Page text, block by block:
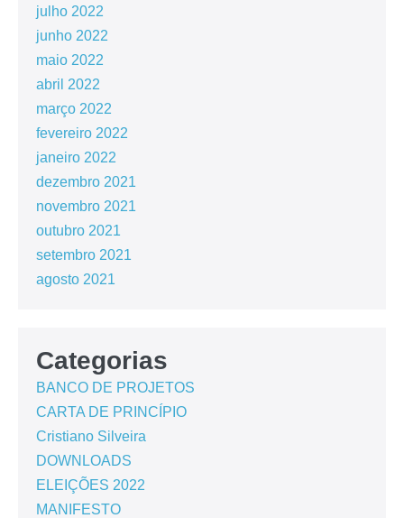
julho 2022
junho 2022
maio 2022
abril 2022
março 2022
fevereiro 2022
janeiro 2022
dezembro 2021
novembro 2021
outubro 2021
setembro 2021
agosto 2021
Categorias
BANCO DE PROJETOS
CARTA DE PRINCÍPIO
Cristiano Silveira
DOWNLOADS
ELEIÇÕES 2022
MANIFESTO